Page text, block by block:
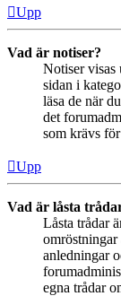
Upp
Vad är notiser?
Notiser visas
sidan i
läsa de när
det
som krävs
Upp
Vad är låsta
Låsta trådar
omröstningar
anledningar
egna trådar